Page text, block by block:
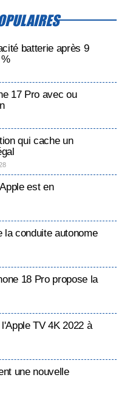
batterie après 9
17 Pro avec ou
qui cache un
est en
la conduite autonome
18 Pro propose la
TV 4K 2022 à
une nouvelle